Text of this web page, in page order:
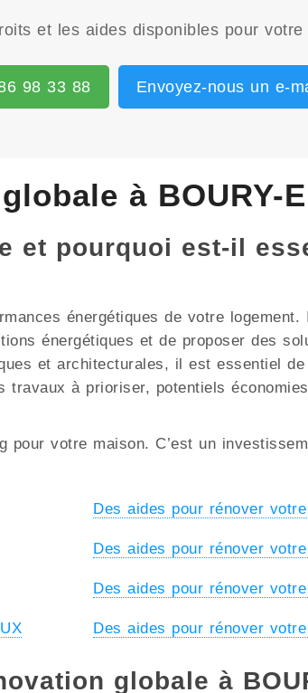
et les aides disponibles pour
98 33 88 Envoyez-nous un e-
à BOURY-
et pourquoi est-il
énergétiques de votre logement.
énergétiques et de proposer des
et architecturales, il est essentiel
à prioriser, potentiels
votre maison. C’est un
Des aides pour rénover
Des aides pour rénover
Des aides pour rénover
Des aides pour rénover
globale à